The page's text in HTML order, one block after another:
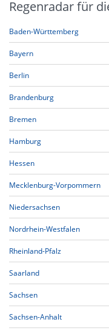
Regenradar für
Baden-Württemberg
Bayern
Berlin
Brandenburg
Bremen
Hamburg
Hessen
Mecklenburg-Vorpommern
Niedersachsen
Nordrhein-Westfalen
Rheinland-Pfalz
Saarland
Sachsen
Sachsen-Anhalt